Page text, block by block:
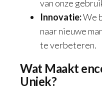
van onze
Innovatie:We
naar nieuwe
te verbeteren.
Wat Maakt
Uniek?